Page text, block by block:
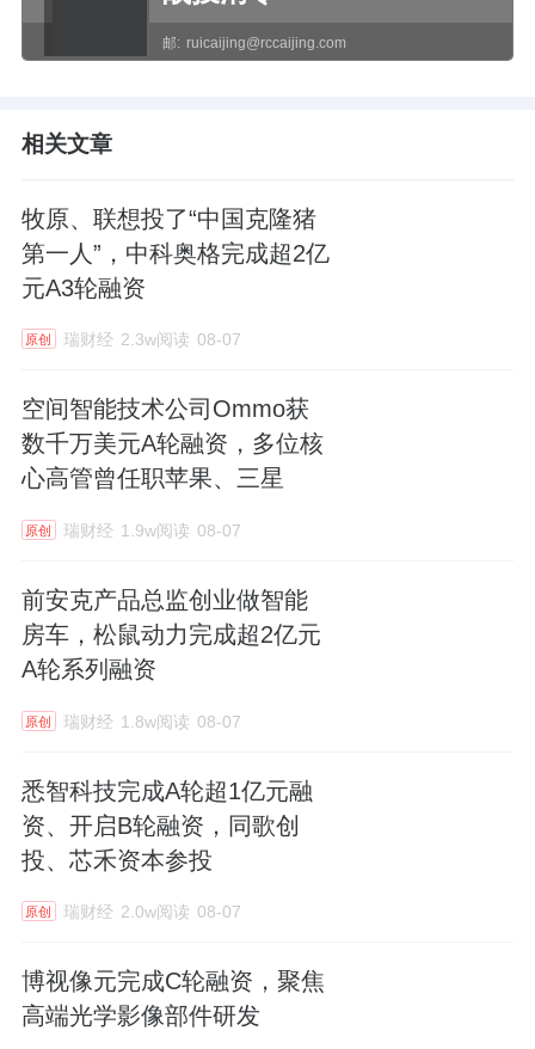
邮: ruicaijing@rccaijing.com
相关文章
牧原、联想投了“中国克隆猪
第一人”，中科奥格完成超2亿
元A3轮融资
原创 瑞财经 2.3w阅读 08-07
空间智能技术公司Ommo获
数千万美元A轮融资，多位核
心高管曾任职苹果、三星
原创 瑞财经 1.9w阅读 08-07
前安克产品总监创业做智能
房车，松鼠动力完成超2亿元
A轮系列融资
原创 瑞财经 1.8w阅读 08-07
悉智科技完成A轮超1亿元融
资、开启B轮融资，同歌创
投、芯禾资本参投
原创 瑞财经 2.0w阅读 08-07
博视像元完成C轮融资，聚焦
高端光学影像部件研发